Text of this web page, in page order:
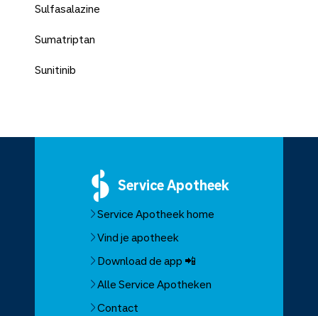
Sulfasalazine
Sumatriptan
Sunitinib
ServiceApotheek
Service Apotheek home
Vind je apotheek
Download de app 📲
Alle Service Apotheken
Contact